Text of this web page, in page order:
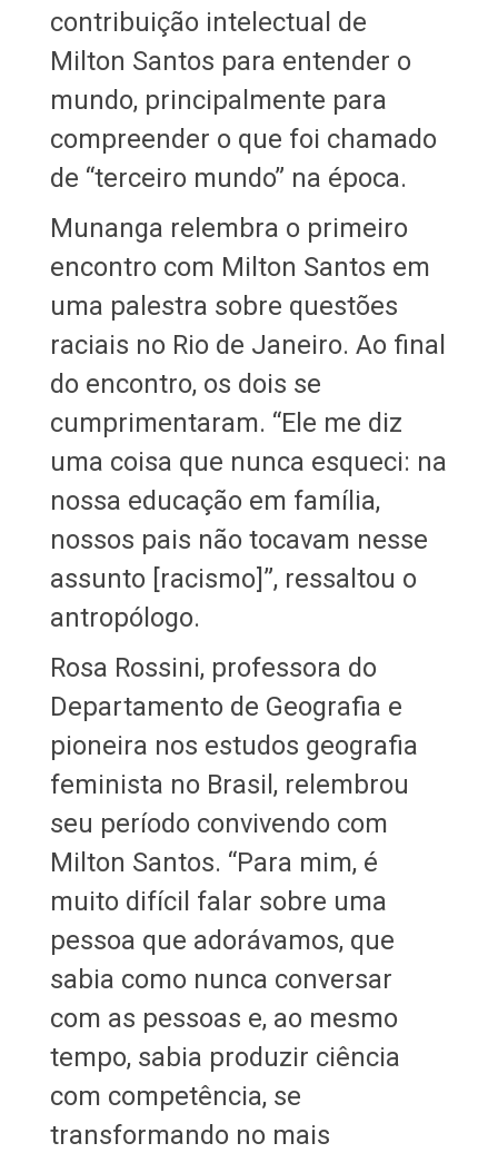
contribuição intelectual de
Milton Santos para entender o
mundo, principalmente para
compreender o que foi chamado
de “terceiro mundo” na época.
Munanga relembra o primeiro
encontro com Milton Santos em
uma palestra sobre questões
raciais no Rio de Janeiro. Ao final
do encontro, os dois se
cumprimentaram. “Ele me diz
uma coisa que nunca esqueci: na
nossa educação em família,
nossos pais não tocavam nesse
assunto [racismo]”, ressaltou o
antropólogo.
Rosa Rossini, professora do
Departamento de Geografia e
pioneira nos estudos geografia
feminista no Brasil, relembrou
seu período convivendo com
Milton Santos. “Para mim, é
muito difícil falar sobre uma
pessoa que adorávamos, que
sabia como nunca conversar
com as pessoas e, ao mesmo
tempo, sabia produzir ciência
com competência, se
transformando no mais